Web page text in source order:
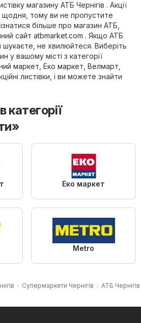
магазину АТБ Чернігів . Акції
тому ви не пропустите
більше про магазин АТБ,
сайт atbmarket.com . Якщо АТБ
не хвилюйтеся. Виберіть
у вашому місті з категорії
маркет, Еко маркет, Велмарт,
листівки, і ви можете знайти
категорії
Еко маркет
Metro
Супермаркети Чернігів АТБ Чернігів